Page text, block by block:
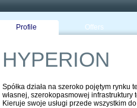
Profile Offers
HYPERION
Spółka działa na szeroko pojętym
własnej, szerokopasmowej
Kieruje swoje usługi przede wszystkim